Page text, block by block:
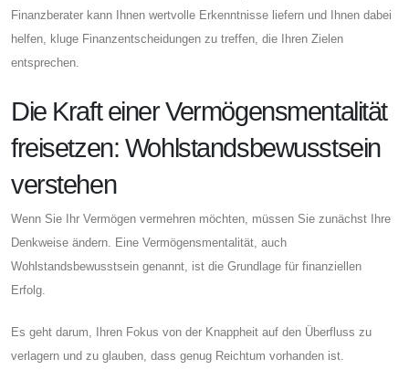
Finanzberater kann Ihnen wertvolle Erkenntnisse liefern und Ihnen dabei
helfen, kluge Finanzentscheidungen zu treffen, die Ihren Zielen
entsprechen.
Die Kraft einer Vermögensmentalität
freisetzen: Wohlstandsbewusstsein
verstehen
Wenn Sie Ihr Vermögen vermehren möchten, müssen Sie zunächst Ihre
Denkweise ändern. Eine Vermögensmentalität, auch
Wohlstandsbewusstsein genannt, ist die Grundlage für finanziellen
Erfolg.
Es geht darum, Ihren Fokus von der Knappheit auf den Überfluss zu
verlagern und zu glauben, dass genug Reichtum vorhanden ist.